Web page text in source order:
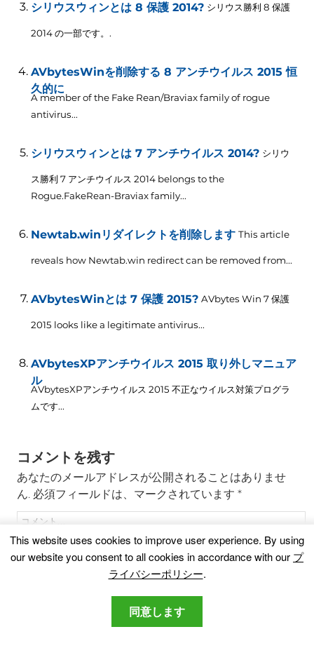
シリウスウィンとは 8 保護 2014? シリウス勝利 8 保護
2014 の一部です。.
AVbytesWinを削除する 8 アンチウイルス 2015 恒
久的に
A member of the Fake Rean/Braviax family of rogue
antivirus...
シリウスウィンとは 7 アンチウイルス 2014? シリウ
ス勝利 7 アンチウイルス 2014 belongs to the
Rogue.FakeRean-Braviax family...
Newtab.winリダイレクトを削除します This article
reveals how Newtab.win redirect can be removed from...
AVbytesWinとは 7 保護 2015? AVbytes Win 7 保護
2015 looks like a legitimate antivirus...
AVbytesXPアンチウイルス 2015 取り外しマニュア
ル
AVbytesXPアンチウイルス 2015 不正なウイルス対策プログラ
ムです...
コメントを残す
あなたのメールアドレスが公開されることはありませ
ん. 必須フィールドは、マークされています *
This website uses cookies to improve user experience. By using
our website you consent to all cookies in accordance with our プ
ライバシーポリシー.
同意します